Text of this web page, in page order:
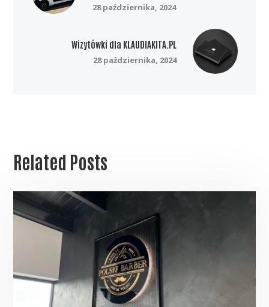
28 października, 2024
Wizytówki dla KLAUDIAKITA.PL
28 października, 2024
Related Posts